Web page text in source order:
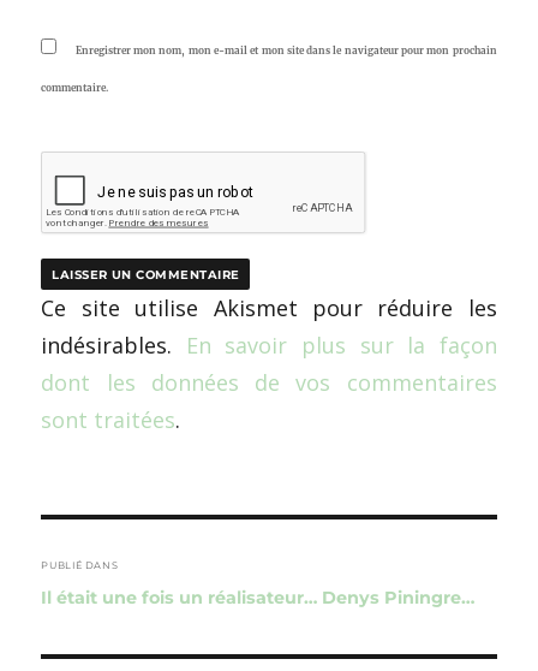
Enregistrer mon nom, mon e-mail et mon site dans le navigateur pour mon prochain
commentaire.
Ce site utilise Akismet pour réduire les
indésirables. En savoir plus sur la façon
dont les données de vos commentaires
sont traitées.
de
l’article
PUBLIÉ DANS
Il était une fois un réalisateur… Denys Piningre…